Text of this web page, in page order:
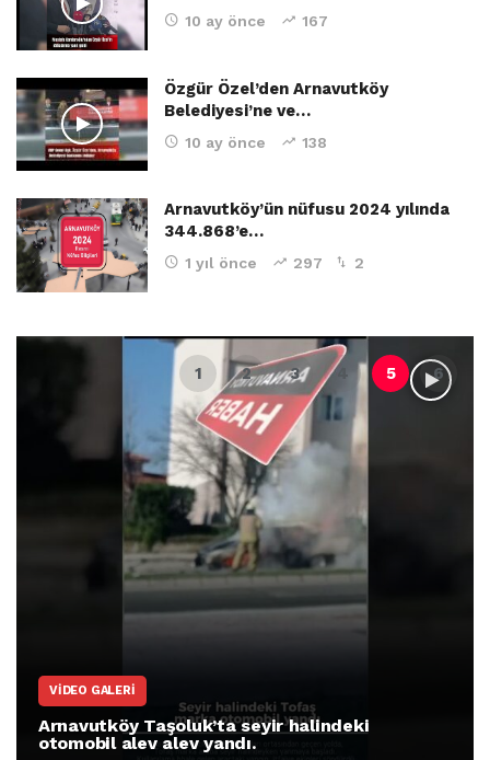
10 ay önce 167
Özgür Özel’den Arnavutköy
Belediyesi’ne ve…
10 ay önce 138
Arnavutköy’ün nüfusu 2024 yılında
344.868’e…
1 yıl önce 297 2
VIDEO GALERI
Arnavutköy Taşoluk’ta seyir halindeki
otomobil alev alev yandı.